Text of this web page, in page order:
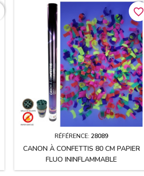
RÉFÉRENCE:28089
CANON À CONFETTIS 80 CM PAPIER
FLUO ININFLAMMABLE
favorite_border